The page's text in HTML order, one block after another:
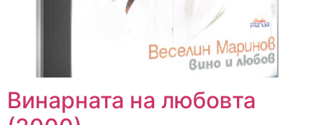
Винарната на любовта